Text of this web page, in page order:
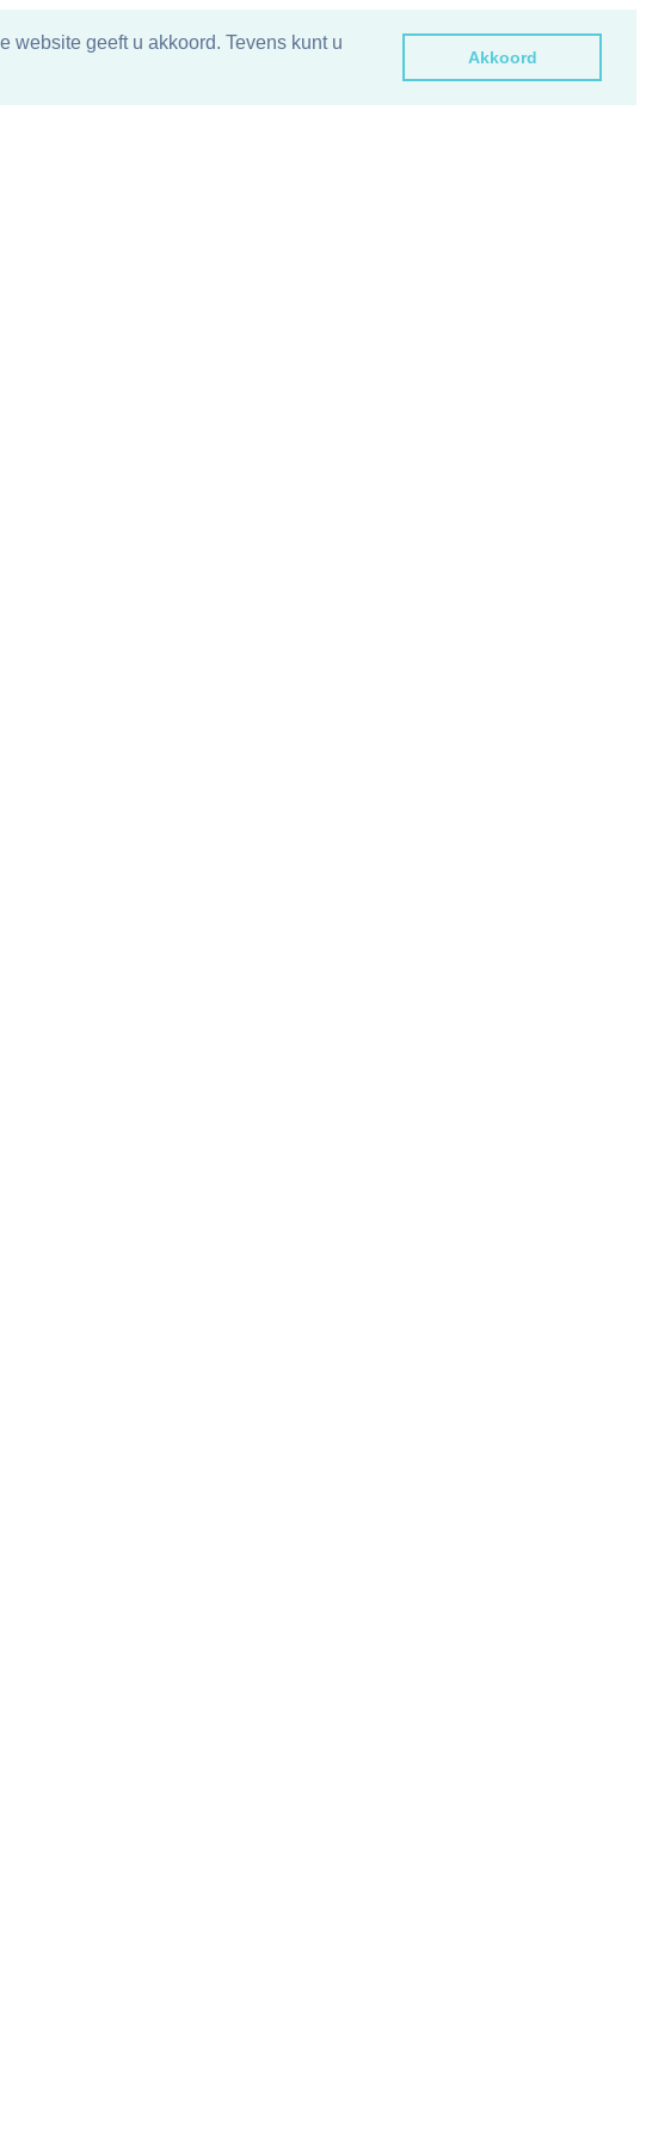
website geeft u akkoord. Tevens kunt u
Akkoord